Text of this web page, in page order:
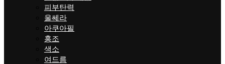
피부탄력
울쎄라
아쿠아필
홍조
색소
여드름